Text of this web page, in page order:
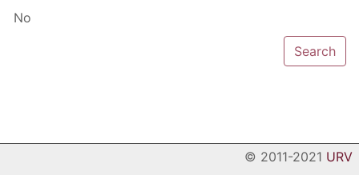
No
© 2011-2021 URV